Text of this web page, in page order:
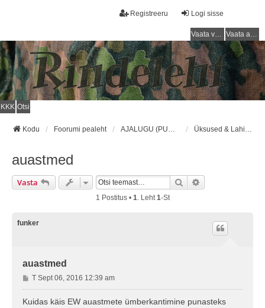
Logi sisse
Registreeru
Vaata vastamata teemasi Vaata aktiivseid teemasid
KKK Otsi
Kodu Foorumi pealeht AJALUGU (PUNAARMEE) / HISTORY (RED ARMY) Üksused & Lahingud/Units & Battles
auastmed
Vasta Otsi
1 Postitus • 1. Leht1-st
funker
auastmed
P
o
s
T Sept 06, 2016 12:39 am
Kuidas käis EW auastmete ümberkantimine punasteks